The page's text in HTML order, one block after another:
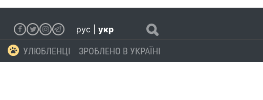
рус укр
УЛЮБЛЕНЦІ ЗРОБЛЕНО В УКРАЇНІ